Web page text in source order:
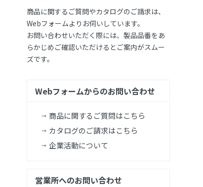
商品に関するご質問やカタログのご請求は、
Webフォームよりお伺いしています。
お問い合わせいただく際には、製品品番をあ
らかじめご確認いただけるとご案内がスムー
ズです。
Webフォームからのお問い合わせ
商品に関するご質問はこちら
カタログのご請求はこちら
企業活動について
営業所へのお問い合わせ